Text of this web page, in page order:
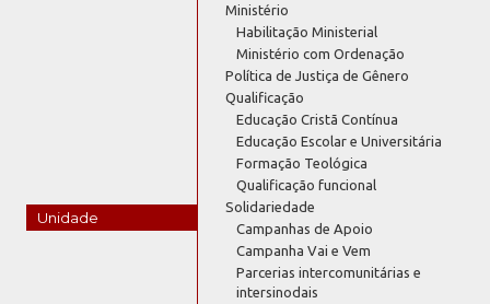
Unidade
Ministério
Habilitação Ministerial
Ministério com Ordenação
Política de Justiça de Gênero
Qualificação
Educação Cristã Contínua
Educação Escolar e Universitária
Formação Teológica
Qualificação funcional
Solidariedade
Campanhas de Apoio
Campanha Vai e Vem
Parcerias intercomunitárias e
intersinodais